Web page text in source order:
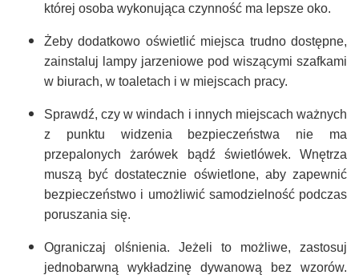
której osoba wykonująca czynność ma lepsze oko.
Żeby dodatkowo oświetlić miejsca trudno dostępne,
zainstaluj lampy jarzeniowe pod wiszącymi szafkami
w biurach, w toaletach i w miejscach pracy.
Sprawdź, czy w windach i innych miejscach ważnych
z punktu widzenia bezpieczeństwa nie ma
przepalonych żarówek bądź świetlówek. Wnętrza
muszą być dostatecznie oświetlone, aby zapewnić
bezpieczeństwo i umożliwić samodzielność podczas
poruszania się.
Ograniczaj olśnienia. Jeżeli to możliwe, zastosuj
jednobarwną wykładzinę dywanową bez wzorów.